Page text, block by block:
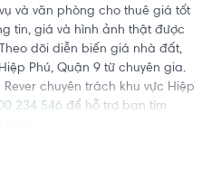
và văn phòng cho thuê giá tốt
tin, giá và hình ảnh thật được
dõi diễn biến giá nhà đất,
Phú, Quận 9 từ chuyên gia.
chuyên trách khu vực Hiệp
234 546 để hỗ trợ bạn tìm